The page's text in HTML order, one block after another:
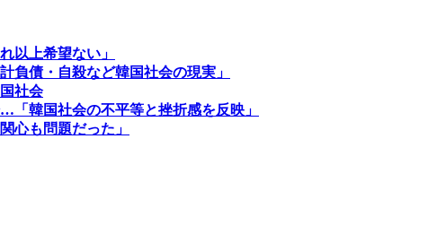
以上希望ない」
負債・自殺など韓国社会の現実」
社会
韓国社会の不平等と挫折感を反映」
心も問題だった」